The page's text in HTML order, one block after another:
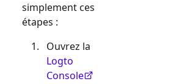
simplement ces
étapes :
Ouvrez la
Logto
Console